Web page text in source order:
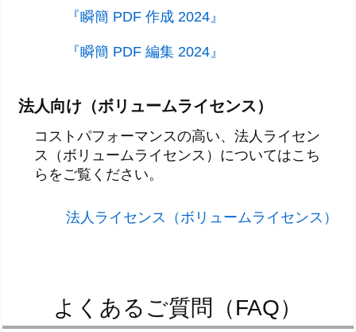
『瞬簡 PDF 作成 2024』
『瞬簡 PDF 編集 2024』
法人向け（ボリュームライセンス）
コストパフォーマンスの高い、法人ライセン
ス（ボリュームライセンス）についてはこち
らをご覧ください。
法人ライセンス（ボリュームライセンス）
よくあるご質問（FAQ）